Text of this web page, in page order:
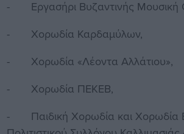
- Εργασήρι Βυζαντινής Μουσική
- Χορωδία Καρδαμύλων,
- Χορωδία «Λέοντα Αλλάτιου»,
- Χορωδία ΠΕΚΕΒ,
- Παιδική Χορωδία και Χορωδία